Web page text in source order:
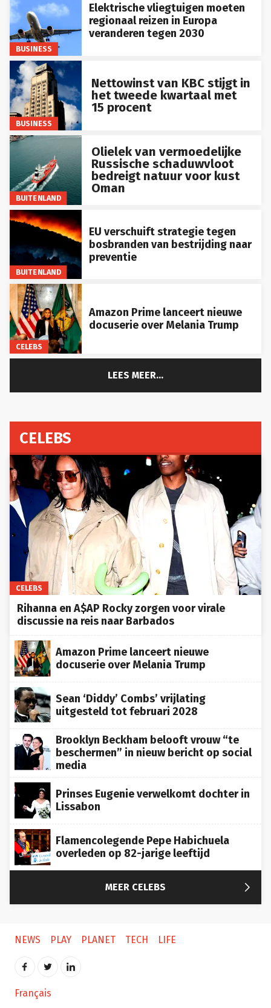
BUSINESS
Elektrische vliegtuigen moeten
regionaal reizen in Europa
veranderen tegen 2030
BUSINESS
Nettowinst van KBC stijgt in
het tweede kwartaal met
15 procent
BUITENLAND
Olielek van vermoedelijke
Russische schaduwvloot
bedreigt natuur voor kust
Oman
BUITENLAND
EU verschuift strategie tegen
bosbranden van bestrijding naar
preventie
CELEBS
Amazon Prime lanceert nieuwe
docuserie over Melania Trump
LEES MEER...
CELEBS
CELEBS
Rihanna en A$AP Rocky zorgen voor virale
discussie na reis naar Barbados
Amazon Prime lanceert nieuwe
docuserie over Melania Trump
Sean ‘Diddy’ Combs’ vrijlating
uitgesteld tot februari 2028
Brooklyn Beckham belooft vrouw “te
beschermen” in nieuw bericht op social
media
Prinses Eugenie verwelkomt dochter in
Lissabon
Flamencolegende Pepe Habichuela
overleden op 82-jarige leeftijd
MEER CELEBS 
NEWS PLAY PLANET TECH LIFE
Français